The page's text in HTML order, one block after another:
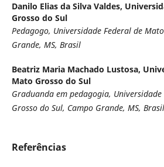
Danilo Elias da Silva Valdes,
Grosso do Sul
Pedagogo, Universidade Federal de
Grande, MS, Brasil
Beatriz Maria Machado Lustosa,
Mato Grosso do Sul
Graduanda em pedagogia,
Grosso do Sul, Campo Grande, MS, Brasil
Referências